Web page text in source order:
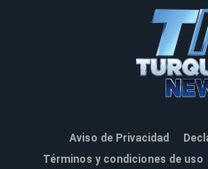
Aviso de Privacidad
Términos y condiciones de uso